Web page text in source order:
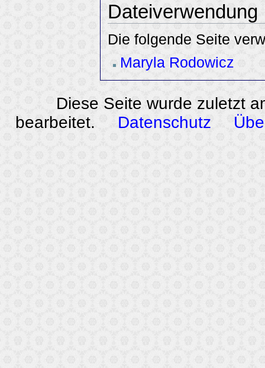
Dateiverwendung
Die folgende Seite
Maryla Rodowicz
Diese Seite wurde zuletzt
bearbeitet.
Datenschutz